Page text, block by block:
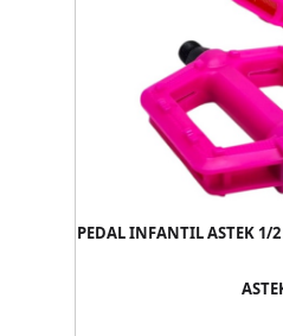
PEDAL INFANTIL ASTEK 1/